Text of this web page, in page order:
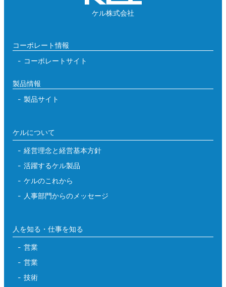
ケル株式会社
コーポレート情報
コーポレートサイト
製品情報
製品サイト
ケルについて
経営理念と経営基本方針
活躍するケル製品
ケルのこれから
人事部門からのメッセージ
人を知る・仕事を知る
営業
営業
技術